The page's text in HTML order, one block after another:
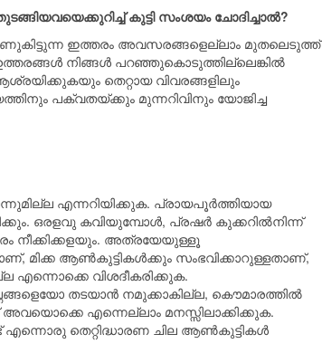
കുട്ടി സംശയം ചോദിച്ചാൽ?
ഇത്തരം അവസരങ്ങളെല്ലാം മുതലെടുത്ത്‌
നിങ്ങള്‍ പറഞ്ഞുകൊടുത്തില്ലെങ്കില്‍
തെറ്റായ വിവരങ്ങളിലും
പക്വതയ്ക്കും മുന്നറിവിനും യോജിച്ച
എന്നറിയിക്കുക. പ്രായപൂര്‍ത്തിയായ
ഒരളവു കവിയുമ്പോള്‍, പ്രഷര്‍ കുക്കറില്‍നിന്ന്‍
നീക്കിക്കളയും. അത്രയേയുള്ളൂ
മിക്ക ആണ്‍കുട്ടികള്‍ക്കും സംഭവിക്കാറുള്ളതാണ്,
വിശദീകരിക്കുക.
തടയാന്‍ നമുക്കാകില്ല, കൌമാരത്തില്‍
എന്നെല്ലാം മനസ്സിലാക്കിക്കുക.
എന്നൊരു തെറ്റിദ്ധാരണ ചില ആണ്‍കുട്ടികള്‍